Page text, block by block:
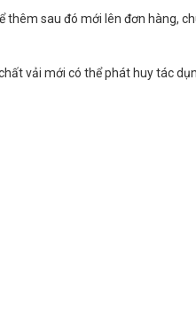
thêm sau đó mới lên đơn hàng,
vải mới có thể phát huy tác